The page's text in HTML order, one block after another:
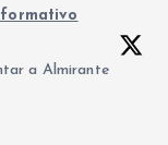
a Almirante